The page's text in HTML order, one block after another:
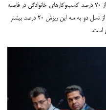
این عضو هیات نمایندگان اتاق تهران گفت: بیش از ۷۰ درصد کسب‌وکارهای خانوادگی در فاصله
انتقال از نسل اول به دوم ریزش دارند و در انتقال از نسل دو به سه این ریزش ۲۰ درصد بیشتر
است.